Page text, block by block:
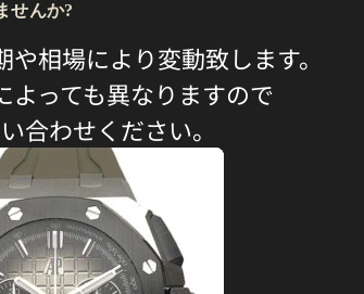
せんか?
相場により変動致します。
よっても異なりますので
合わせください。